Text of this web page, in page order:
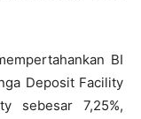
BI
Deposit Facility
sebesar 7,25%,